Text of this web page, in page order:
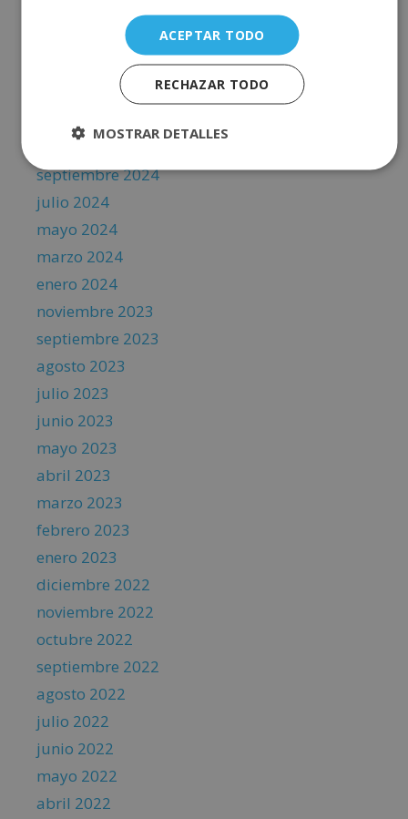
agosto 2025
noviembre 2024
septiembre 2024
julio 2024
mayo 2024
marzo 2024
enero 2024
noviembre 2023
septiembre 2023
agosto 2023
julio 2023
junio 2023
mayo 2023
abril 2023
marzo 2023
febrero 2023
enero 2023
diciembre 2022
noviembre 2022
octubre 2022
septiembre 2022
agosto 2022
julio 2022
junio 2022
mayo 2022
abril 2022
ACEPTAR TODO
RECHAZAR TODO
MOSTRAR DETALLES